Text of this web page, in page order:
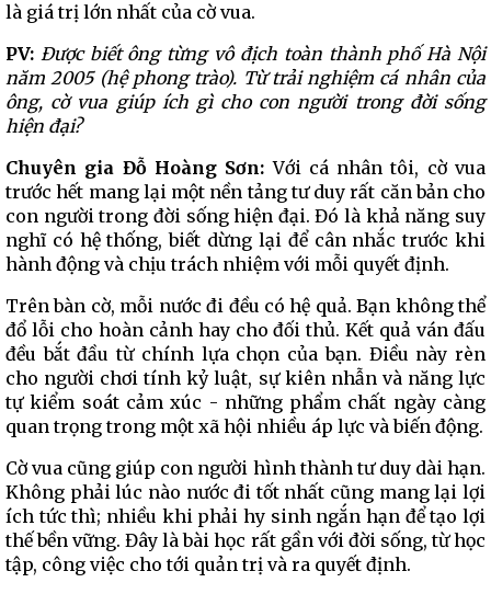
là giá trị lớn nhất của cờ vua.
PV: Được biết ông từng vô địch toàn thành phố Hà Nội
năm 2005 (hệ phong trào). Từ trải nghiệm cá nhân của
ông, cờ vua giúp ích gì cho con người trong đời sống
hiện đại?
Chuyên gia Đỗ Hoàng Sơn: Với cá nhân tôi, cờ vua
trước hết mang lại một nền tảng tư duy rất căn bản cho
con người trong đời sống hiện đại. Đó là khả năng suy
nghĩ có hệ thống, biết dừng lại để cân nhắc trước khi
hành động và chịu trách nhiệm với mỗi quyết định.
Trên bàn cờ, mỗi nước đi đều có hệ quả. Bạn không thể
đổ lỗi cho hoàn cảnh hay cho đối thủ. Kết quả ván đấu
đều bắt đầu từ chính lựa chọn của bạn. Điều này rèn
cho người chơi tính kỷ luật, sự kiên nhẫn và năng lực
tự kiểm soát cảm xúc - những phẩm chất ngày càng
quan trọng trong một xã hội nhiều áp lực và biến động.
Cờ vua cũng giúp con người hình thành tư duy dài hạn.
Không phải lúc nào nước đi tốt nhất cũng mang lại lợi
ích tức thì; nhiều khi phải hy sinh ngắn hạn để tạo lợi
thế bền vững. Đây là bài học rất gần với đời sống, từ học
tập, công việc cho tới quản trị và ra quyết định.